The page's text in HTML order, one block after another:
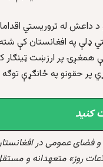
د داعش له تروريستي
په افغانستان کې شته
همغږۍ پر ارزښت
پر حقونو په ځانګړې
کنید
فضای عمومی در
روز» متعهدانه و